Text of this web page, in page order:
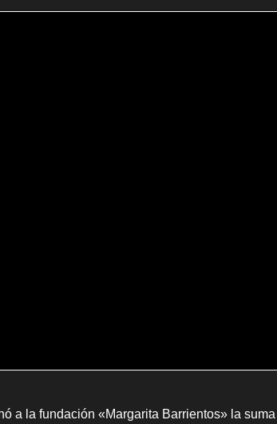
a la fundación «Margarita Barrientos» la